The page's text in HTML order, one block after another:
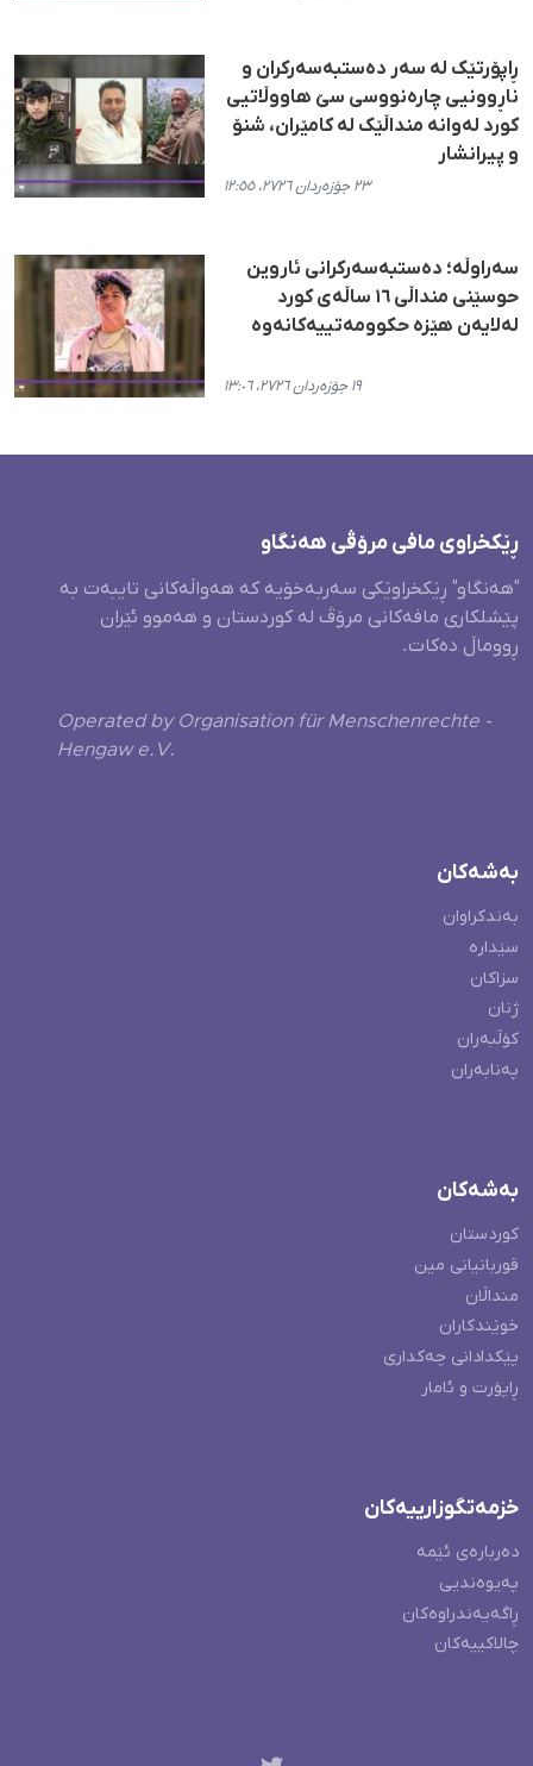
ڕاپۆرتێک لە سەر دەستبەسەرکران و
ناڕوونیی چارەنووسی سێ هاووڵاتیی
کورد لەوانە منداڵێک لە کامێران، شنۆ
و پیرانشار
٢٣ جۆزەردان ٢٧٢٦، ١٢:٥٥
سەراوڵە؛ دەستبەسەرکرانی ئاروین
حوسێنی منداڵی ١٦ ساڵەی کورد
لەلایەن هێزە حکوومەتییەکانەوە
١٩ جۆزەردان ٢٧٢٦، ١٣:٠٦
ڕێکخراوی مافی مرۆڤی هەنگاو
"هەنگاو" ڕێکخراوێکی سەربەخۆیە کە هەواڵەکانی تایبەت بە
پێشلکاری مافەکانی مرۆڤ لە کوردستان و هەموو ئێران
ڕووماڵ دەکات.
Operated by Organisation für Menschenrechte -
Hengaw e.V.
بەشەکان
بەندکراوان
سێدارە
سزاکان
ژنان
کۆڵبەران
پەنابەران
بەشەکان
کوردستان
قوربانیانی مین
منداڵان
خوێندکاران
پێکدادانی چەکداری
ڕاپۆرت و ئامار
خزمەتگوزارییەکان
دەربارەی ئێمە
پەیوەندیی
ڕاگەیەندراوەکان
چالاکییەکان